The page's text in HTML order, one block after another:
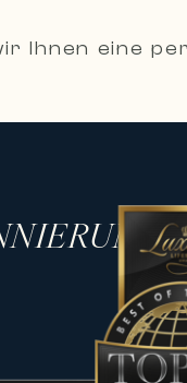
Ihnen eine
zu